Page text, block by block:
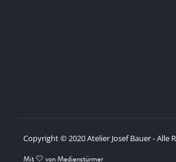
Copyright © 2020 Atelier Josef Bauer - Alle
Mit 🤍 von Medienstürmer